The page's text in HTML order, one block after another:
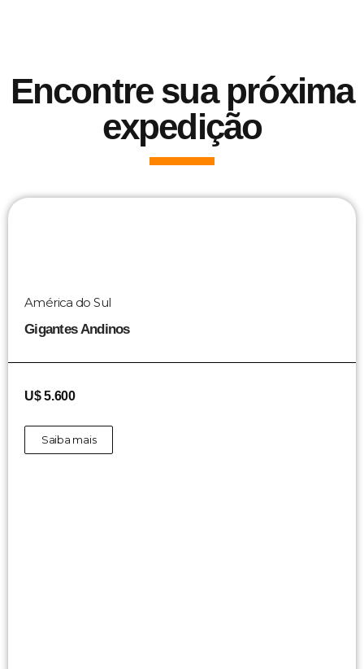
Encontre sua próxima
expedição
América do Sul
Gigantes Andinos
U$ 5.600
Saiba mais